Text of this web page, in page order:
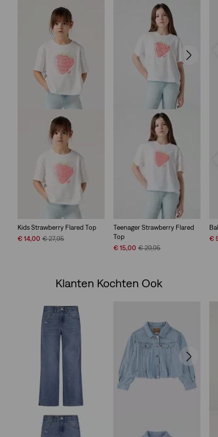
Kids Strawberry Flared Top
Sale
€ 14,00 Original
€ 27,95
Teenager Strawberry Flared
Top
Sale
€ 15,00 Original
€ 29,95
€
Klanten Kochten Ook